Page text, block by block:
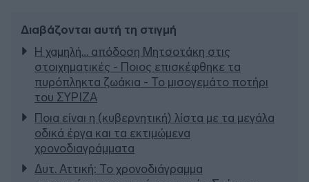
Διαβάζονται αυτή τη στιγμή
Η χαμηλή… απόδοση Μητσοτάκη στις
στοιχηματικές - Ποιος επισκέφθηκε τα
πυρόπληκτα ζωάκια - Το μισογεμάτο ποτήρι
του ΣΥΡΙΖΑ
Ποια είναι η (κυβερνητική) λίστα με τα μεγάλα
οδικά έργα και τα εκτιμώμενα
χρονοδιαγράμματα
Δυτ. Αττική: Το χρονοδιάγραμμα